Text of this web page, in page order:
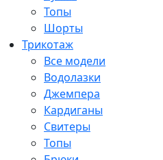
Топы
Шорты
Трикотаж
Все модели
Водолазки
Джемпера
Кардиганы
Свитеры
Топы